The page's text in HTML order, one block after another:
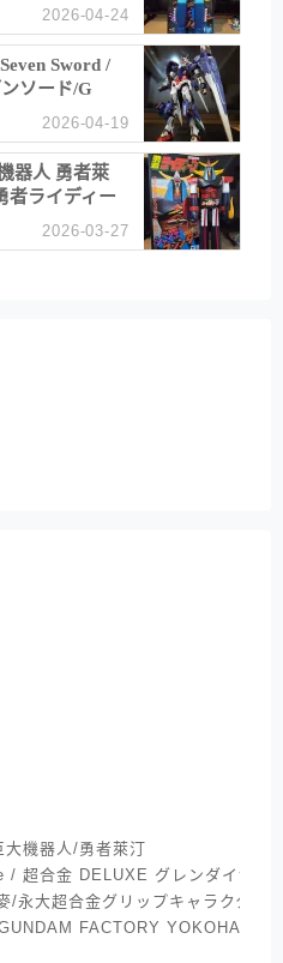
2026-04-24
Sword /
ソード/G
2026-04-19
器人 勇者萊
者ライディー
2026-03-27
機器人/勇者萊汀
/ 超合金 DELUXE グレンダイザー
/永大超合金グリップキャラクター
FACTORY YOKOHAMA